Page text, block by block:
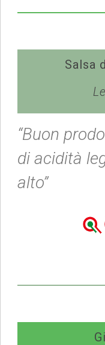
Salsa
“Buon
di acidità
alto”